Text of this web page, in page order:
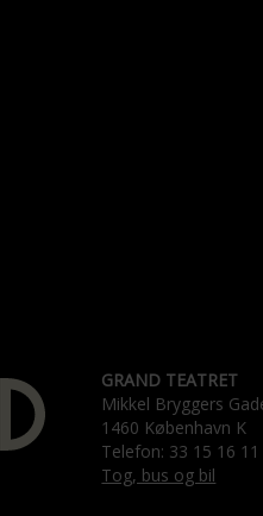
GRAND TEATRET
Mikkel Bryggers
1460 København K
Telefon: 33 15 16 11
Tog, bus og bil